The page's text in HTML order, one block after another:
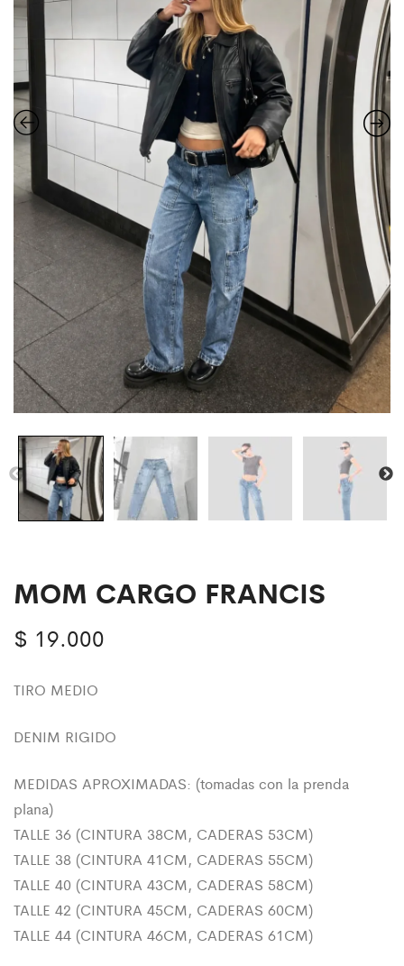
MOM CARGO FRANCIS
$ 19.000
TIRO MEDIO
DENIM RIGIDO
MEDIDAS APROXIMADAS: (tomadas con la prenda
plana)
TALLE 36 (CINTURA 38CM, CADERAS 53CM)
TALLE 38 (CINTURA 41CM, CADERAS 55CM)
TALLE 40 (CINTURA 43CM, CADERAS 58CM)
TALLE 42 (CINTURA 45CM, CADERAS 60CM)
TALLE 44 (CINTURA 46CM, CADERAS 61CM)